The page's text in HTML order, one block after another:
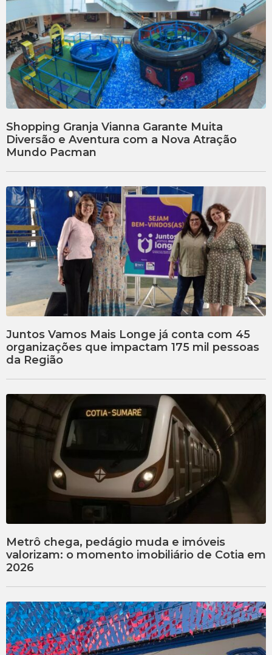
Shopping Granja Vianna Garante Muita
Diversão e Aventura com a Nova Atração
Mundo Pacman
Juntos Vamos Mais Longe já conta com 45
organizações que impactam 175 mil pessoas
da Região
Metrô chega, pedágio muda e imóveis
valorizam: o momento imobiliário de Cotia em
2026